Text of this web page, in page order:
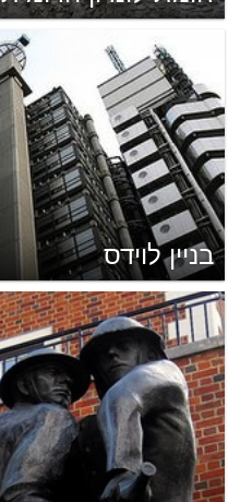
בניין לוידס